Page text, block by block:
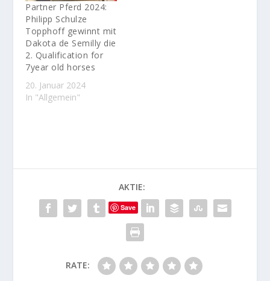
Partner Pferd 2024:
Philipp Schulze
Topphoff gewinnt mit
Dakota de Semilly die
2. Qualification for
7year old horses
20. Januar 2024
In "Allgemein"
AKTIE:
Save
RATE: